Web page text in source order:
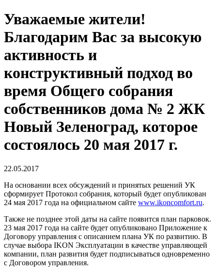
Уважаемые жители!
Благодарим Вас за высокую
активность и
конструктивный подход во
время Общего собрания
собственников дома № 2 ЖК
Новый Зеленоград, которое
состоялось 20 мая 2017 г.
22.05.2017
На основании всех обсуждений и принятых решений УК
сформирует Протокол собрания, который будет опубликован
24 мая 2017 года на официальном сайте www.ikoncomfort.ru.
Также не позднее этой даты на сайте появится план парковок.
23 мая 2017 года на сайте будет опубликовано Приложение к
Договору управления с описанием плана УК по развитию. В
случае выбора IKON Эксплуатации в качестве управляющей
компании, план развития будет подписываться одновременно
с Договором управления.